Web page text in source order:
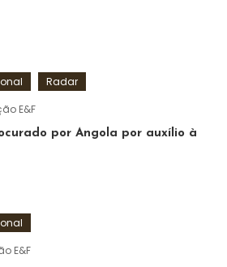
Radar
E&F
por Angola por auxílio à
E&F